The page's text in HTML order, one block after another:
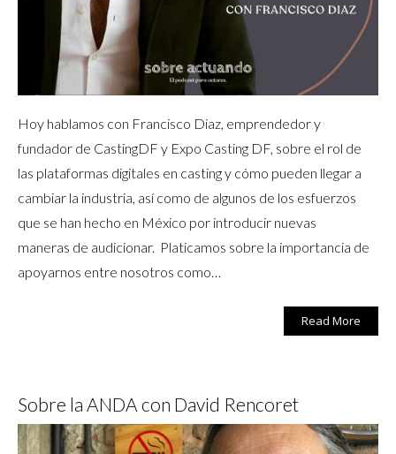
Hoy hablamos con Francisco Diaz, emprendedor y
fundador de CastingDF y Expo Casting DF, sobre el rol de
las plataformas digitales en casting y cómo pueden llegar a
cambiar la industria, así como de algunos de los esfuerzos
que se han hecho en México por introducir nuevas
maneras de audicionar. Platicamos sobre la importancia de
apoyarnos entre nosotros como…
Read More
Sobre la ANDA con David Rencoret